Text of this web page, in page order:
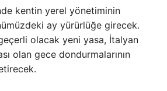
kentin yerel yönetiminin
ay yürürlüğe girecek.
olacak yeni yasa, İtalyan
olan gece dondurmalarının